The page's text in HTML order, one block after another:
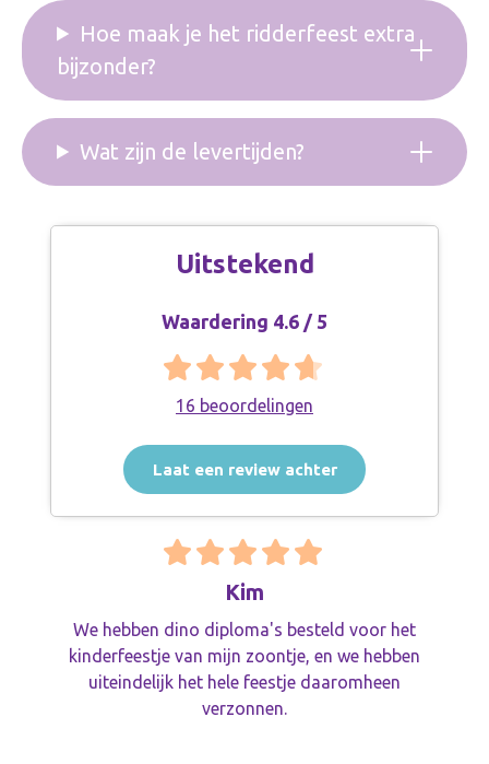
Hoe maak je het ridderfeest extra
bijzonder?
Wat zijn de levertijden?
Uitstekend
Waardering 4.6 / 5
16 beoordelingen
Laat een review achter
Kim
We hebben dino diploma's besteld voor het
kinderfeestje van mijn zoontje, en we hebben
uiteindelijk het hele feestje daaromheen
verzonnen.